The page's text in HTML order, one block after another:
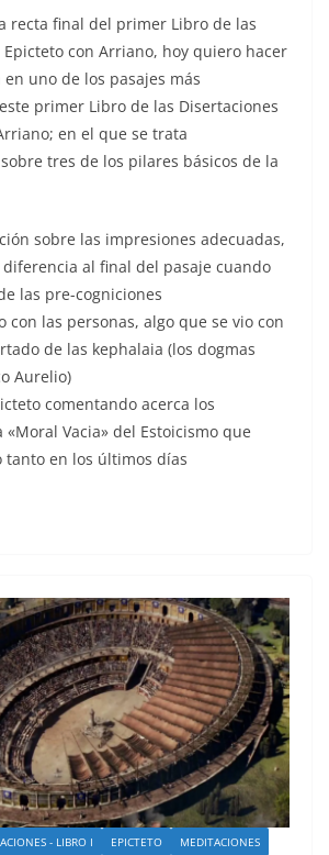
recta final del primer Libro de las
con Arriano, hoy quiero hacer
uno de los pasajes más
primer Libro de las Disertaciones
en el que se trata
tres de los pilares básicos de la
sobre las impresiones adecuadas,
al final del pasaje cuando
las pre-cogniciones
con las personas, algo que se vio con
de las kephalaia (los dogmas
Aurelio)
comentando acerca los
Vacia» del Estoicismo que
en los últimos días
- LIBRO I EPICTETO MEDITACIONES